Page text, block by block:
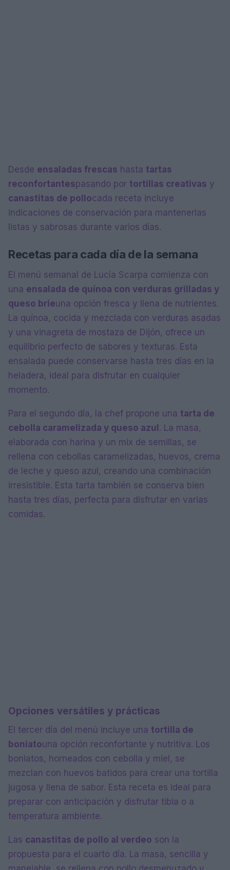
Desde ensaladas frescas hasta tartas
reconfortantespasando por tortillas creativas y
canastitas de pollocada receta incluye
indicaciones de conservación para mantenerlas
listas y sabrosas durante varios días.
Recetas para cada día de la semana
El menú semanal de Lucía Scarpa comienza con
una ensalada de quínoa con verduras grilladas y
queso brieuna opción fresca y llena de nutrientes.
La quínoa, cocida y mezclada con verduras asadas
y una vinagreta de mostaza de Dijón, ofrece un
equilibrio perfecto de sabores y texturas. Esta
ensalada puede conservarse hasta tres días en la
heladera, ideal para disfrutar en cualquier
momento.
Para el segundo día, la chef propone una tarta de
cebolla caramelizada y queso azul . La masa,
elaborada con harina y un mix de semillas, se
rellena con cebollas caramelizadas, huevos, crema
de leche y queso azul, creando una combinación
irresistible. Esta tarta también se conserva bien
hasta tres días, perfecta para disfrutar en varias
comidas.
Opciones versátiles y prácticas
El tercer día del menú incluye una tortilla de
boniatouna opción reconfortante y nutritiva. Los
boniatos, horneados con cebolla y miel, se
mezclan con huevos batidos para crear una tortilla
jugosa y llena de sabor. Esta receta es ideal para
preparar con anticipación y disfrutar tibia o a
temperatura ambiente.
Las canastitas de pollo al verdeo son la
propuesta para el cuarto día. La masa, sencilla y